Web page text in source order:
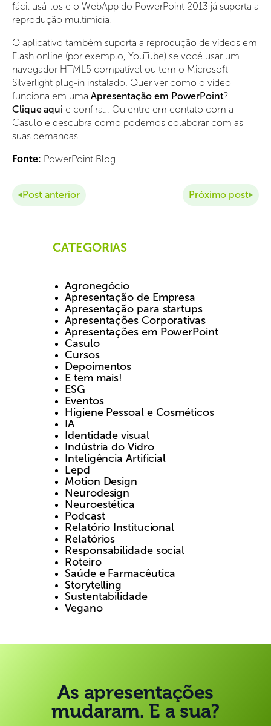
fácil usá-los e o WebApp do PowerPoint 2013 já suporta a
reprodução multimídia!
O aplicativo também suporta a reprodução de vídeos em
Flash online (por exemplo, YouTube) se você usar um
navegador HTML5 compatível ou tem o Microsoft
Silverlight plug-in instalado. Quer ver como o vídeo
funciona em uma Apresentação em PowerPoint?
Clique aqui e confira… Ou entre em contato com a
Casulo e descubra como podemos colaborar com as
suas demandas.
Fonte: PowerPoint Blog
Post anterior Próximo post
CATEGORIAS
Agronegócio
Apresentação de Empresa
Apresentação para startups
Apresentações Corporativas
Apresentações em PowerPoint
Casulo
Cursos
Depoimentos
E tem mais!
ESG
Eventos
Higiene Pessoal e Cosméticos
IA
Identidade visual
Indústria do Vidro
Inteligência Artificial
Lepd
Motion Design
Neurodesign
Neuroestética
Podcast
Relatório Institucional
Relatórios
Responsabilidade social
Roteiro
Saúde e Farmacêutica
Storytelling
Sustentabilidade
Vegano
As apresentações
mudaram. E a sua?